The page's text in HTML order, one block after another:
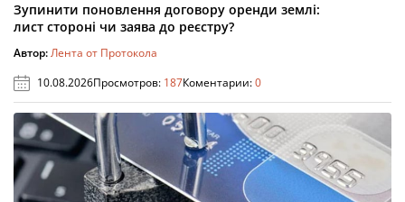
Зупинити поновлення договору оренди землі:
лист стороні чи заява до реєстру?
Автор:Лента от Протокола
10.08.2026Просмотров: 187Коментарии:0